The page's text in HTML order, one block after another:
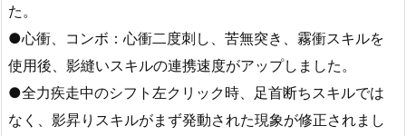
た。
●心衝、コンボ：心衝二度刺し、苦無突き、霧衝スキルを
使用後、影縫いスキルの連携速度がアップしました。
●全力疾走中のシフト左クリック時、足首断ちスキルでは
なく、影昇りスキルがまず発動された現象が修正されまし